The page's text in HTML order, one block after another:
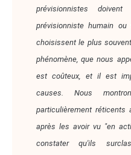
prévisionnistes
prévisionniste humain
choisissent le plus
phénomène, que nous
est coûteux, et il est
causes. Nous
particulièrement réticents
après les avoir vu "en
constater qu'ils